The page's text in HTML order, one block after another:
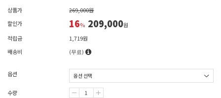
상품가
269,000원
할인가
16% 209,000원
적립금
1,719원
배송비
(무료)
옵션
수량